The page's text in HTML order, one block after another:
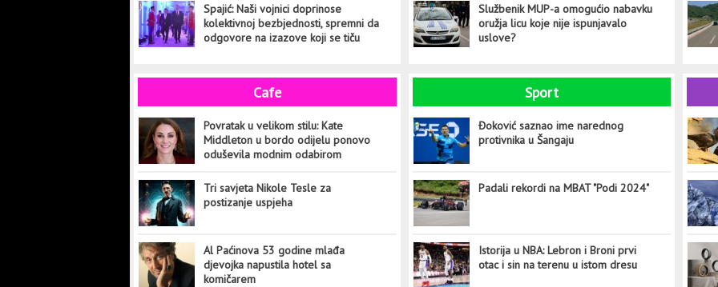
Spajić: Naši vojnici doprinose
kolektivnoj bezbjednosti, spremni da
odgovore na izazove koji se tiču
Službenik MUP-a omogućio nabavku
oružja licu koje nije ispunjavalo
uslove?
Cafe
Povratak u velikom stilu: Kate
Middleton u bordo odijelu ponovo
oduševila modnim odabirom
Tri savjeta Nikole Tesle za
postizanje uspjeha
Al Paćinova 53 godine mlađa
djevojka napustila hotel sa
komičarem
Sport
Đoković saznao ime narednog
protivnika u Šangaju
Padali rekordi na MBAT "Podi 2024"
Istorija u NBA: Lebron i Broni prvi
otac i sin na terenu u istom dresu